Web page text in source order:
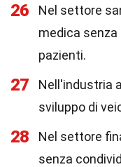
26
Nel settore
medica
pazienti.
27
Nell'industria
sviluppo di
28
Nel settore
senza